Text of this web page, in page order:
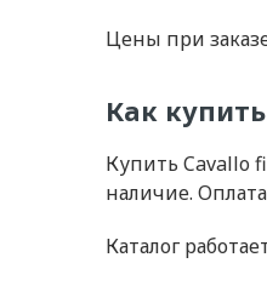
Цены при
Как
Купить Cavallo
наличие.
Каталог